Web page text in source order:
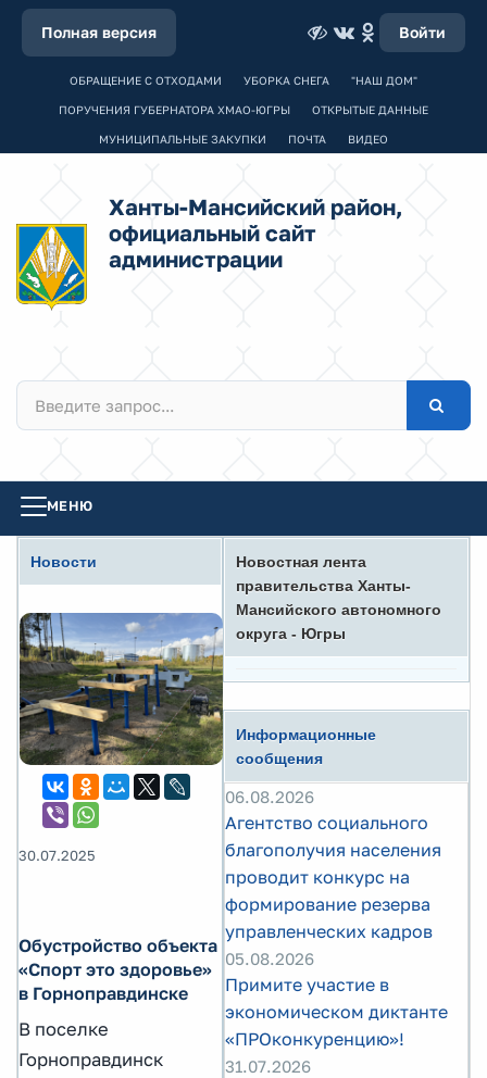
Полная версия Войти
ОБРАЩЕНИЕ С ОТХОДАМИ УБОРКА СНЕГА "НАШ ДОМ"
ПОРУЧЕНИЯ ГУБЕРНАТОРА ХМАО-ЮГРЫ ОТКРЫТЫЕ ДАННЫЕ
МУНИЦИПАЛЬНЫЕ ЗАКУПКИ ПОЧТА ВИДЕО
Ханты-Мансийский район,
официальный сайт
администрации
МЕНЮ
Новости
30.07.2025
Обустройство объекта
«Спорт это здоровье»
в Горноправдинске
В поселке
Горноправдинск
Новостная лента
правительства Ханты-
Мансийского автономного
округа - Югры
Информационные
сообщения
06.08.2026
Агентство социального
благополучия населения
проводит конкурс на
формирование резерва
управленческих кадров
05.08.2026
Примите участие в
экономическом диктанте
«ПРОконкуренцию»!
31.07.2026